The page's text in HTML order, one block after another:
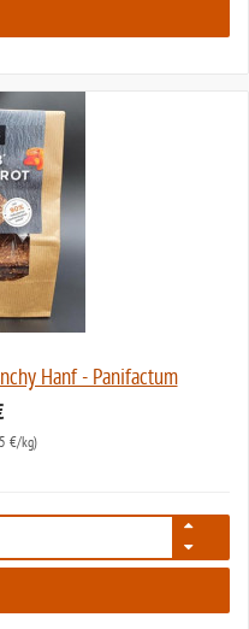
Hanf - Panifactum
€/kg)
5679